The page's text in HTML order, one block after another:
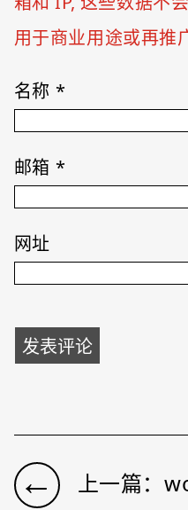
用于商业用途或再推
名称 *
邮箱 *
网址
←
上一篇：